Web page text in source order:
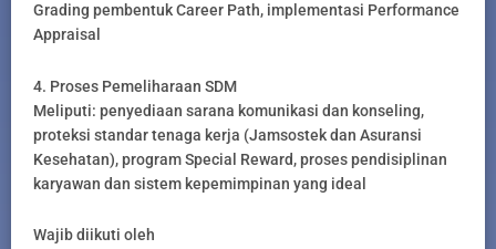
Grading pembentuk Career Path, implementasi Performance
Appraisal
4. Proses Pemeliharaan SDM
Meliputi: penyediaan sarana komunikasi dan konseling,
proteksi standar tenaga kerja (Jamsostek dan Asuransi
Kesehatan), program Special Reward, proses pendisiplinan
karyawan dan sistem kepemimpinan yang ideal
Wajib diikuti oleh